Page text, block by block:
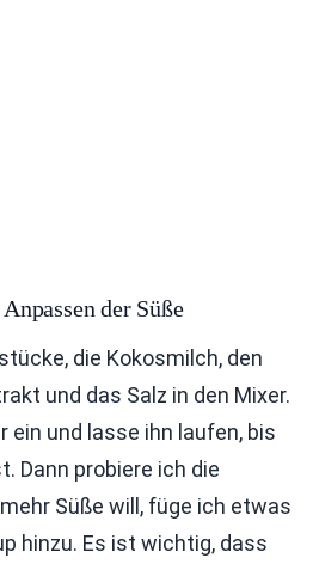
der Süße
die Kokosmilch, den
und das Salz in den Mixer.
ein und lasse ihn laufen, bis
Dann probiere ich die
Süße will, füge ich etwas
hinzu. Es ist wichtig, dass